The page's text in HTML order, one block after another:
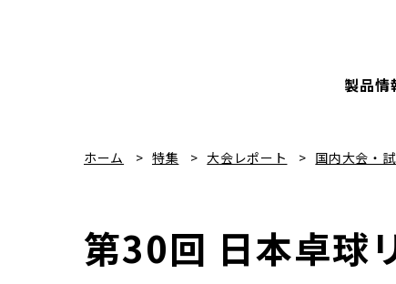
製品情
ホーム 特集 大会レポート 国内大会・
第30回 日本卓球